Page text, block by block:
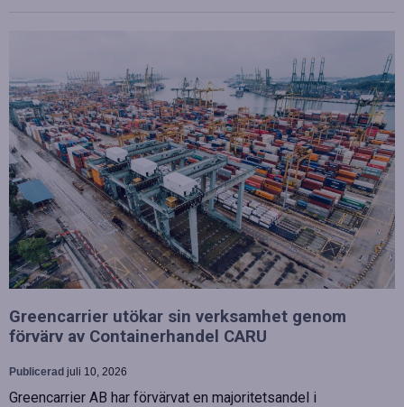
Greencarrier utökar sin verksamhet genom
förvärv av Containerhandel CARU
Publicerad juli 10, 2026
Greencarrier AB har förvärvat en majoritetsandel i